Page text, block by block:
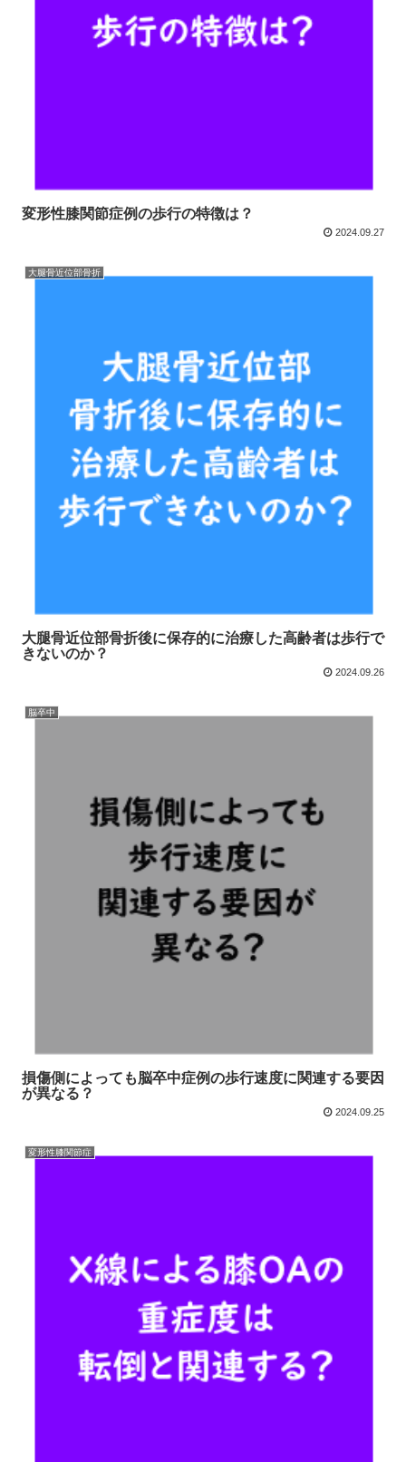
変形性膝関節症例の歩行の特徴は？
2024.09.27
大腿骨近位部骨折
大腿骨近位部骨折後に保存的に治療した高齢者は歩行で
きないのか？
2024.09.26
脳卒中
損傷側によっても脳卒中症例の歩行速度に関連する要因
が異なる？
2024.09.25
変形性膝関節症